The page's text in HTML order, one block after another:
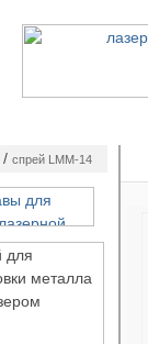
/ спрей LMM-14